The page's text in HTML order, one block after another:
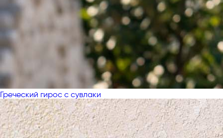
Греческий гирос с сувлаки